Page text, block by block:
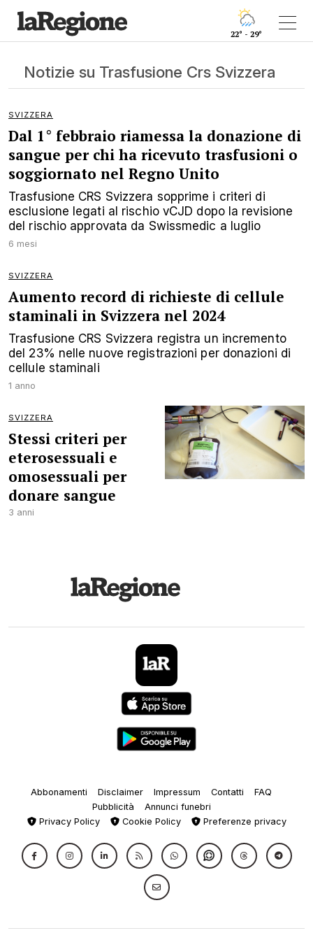
22° - 29°
Notizie su Trasfusione Crs Svizzera
SVIZZERA
Dal 1° febbraio riamessa la donazione di
sangue per chi ha ricevuto trasfusioni o
soggiornato nel Regno Unito
Trasfusione CRS Svizzera sopprime i criteri di
esclusione legati al rischio vCJD dopo la revisione
del rischio approvata da Swissmedic a luglio
6 mesi
SVIZZERA
Aumento record di richieste di cellule
staminali in Svizzera nel 2024
Trasfusione CRS Svizzera registra un incremento
del 23% nelle nuove registrazioni per donazioni di
cellule staminali
1 anno
SVIZZERA
Stessi criteri per
eterosessuali e
omosessuali per
donare sangue
3 anni
Abbonamenti Disclaimer Impressum Contatti
FAQ
Pubblicità
Annunci funebri
Privacy Policy
Cookie Policy Preferenze privacy